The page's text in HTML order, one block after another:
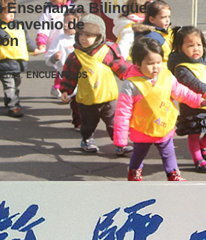
Enseñanza Bilingüe
de
2024.ENCUENTROS